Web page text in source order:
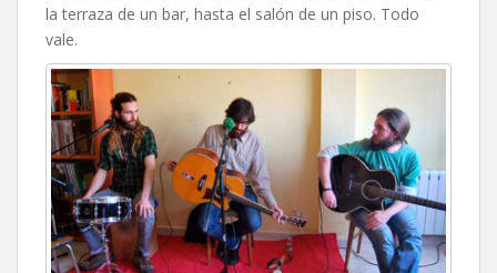
la terraza de un bar, hasta el salón de un piso. Todo
vale.